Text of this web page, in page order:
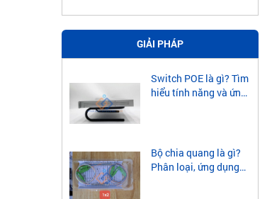
GIẢI PHÁP
Switch POE là gì? Tìm
hiểu tính năng và ứng
Bộ chia quang là gì?
Phân loại, ứng dụng